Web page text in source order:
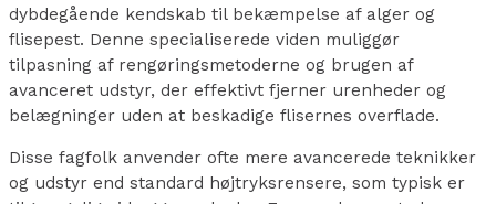
dybdegående kendskab til bekæmpelse af alger og
flisepest. Denne specialiserede viden muliggør
tilpasning af rengøringsmetoderne og brugen af
avanceret udstyr, der effektivt fjerner urenheder og
belægninger uden at beskadige flisernes overflade.
Disse fagfolk anvender ofte mere avancerede teknikker
og udstyr end standard højtryksrensere, som typisk er